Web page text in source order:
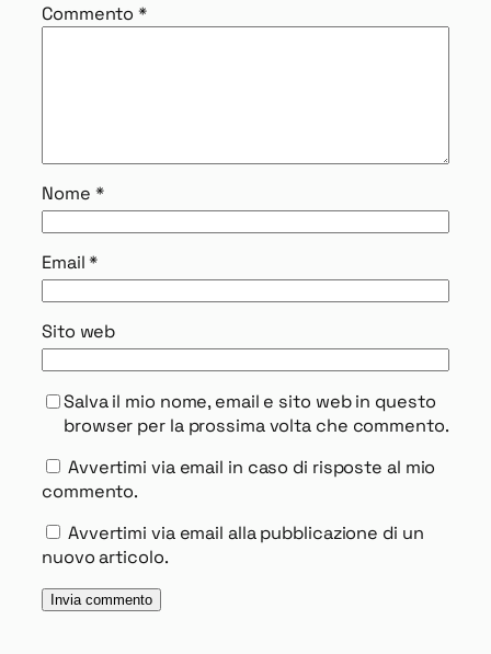
Commento*
Nome *
Email*
Sito web
Salva il mio nome, email e sito web in questo
browser per la prossima volta che commento.
Avvertimi via email in caso di risposte al mio
commento.
Avvertimi via email alla pubblicazione di un
nuovo articolo.